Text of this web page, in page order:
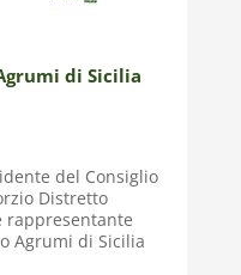
di Sicilia
del Consiglio
Distretto
rappresentante
Agrumi di Sicilia